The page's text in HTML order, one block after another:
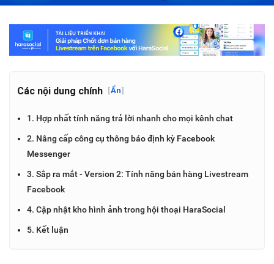
Các nội dung chính [Ẩn]
1. Hợp nhất tính năng trả lời nhanh cho mọi kênh chat
2. Nâng cấp công cụ thông báo định kỳ Facebook
Messenger
3. Sắp ra mắt - Version 2: Tính năng bán hàng Livestream
Facebook
4. Cập nhật kho hình ảnh trong hội thoại HaraSocial
5. Kết luận